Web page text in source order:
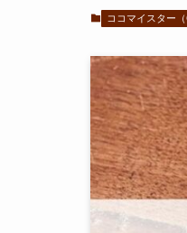
ココマイスター